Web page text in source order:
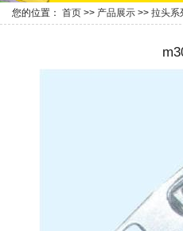
您的位置： 首页 >> 产品展示 >> 拉头系